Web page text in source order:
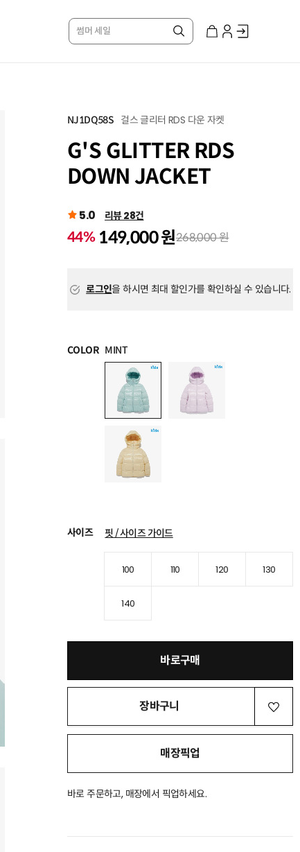
썸머 세일
NJ1DQ58S 걸스 글리터 RDS 다운 자켓
G'S GLITTER RDS
DOWN JACKET
5.0 리뷰 28건
44% 149,000 원268,000 원
로그인을 하시면 최대 할인가를 확인하실 수 있습니다.
COLOR MINT
사이즈 핏 / 사이즈 가이드
100 110 120 130
140
바로구매
장바구니
매장픽업
바로 주문하고, 매장에서 픽업하세요.